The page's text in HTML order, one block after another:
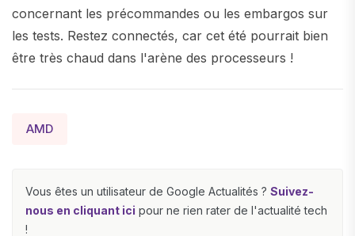
concernant les précommandes ou les embargos sur
les tests. Restez connectés, car cet été pourrait bien
être très chaud dans l'arène des processeurs !
AMD
Vous êtes un utilisateur de Google Actualités ? Suivez-
nous en cliquant ici pour ne rien rater de l'actualité tech
!